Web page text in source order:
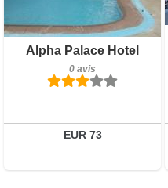
Alpha Palace Hotel
0 avis
EUR 73
Réserver